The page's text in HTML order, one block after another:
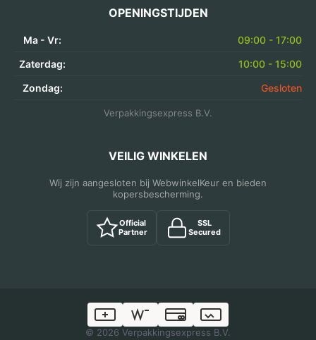
OPENINGSTIJDEN
Ma - Vr:
09:00 - 17:00
Zaterdag:
10:00 - 15:00
Zondag:
Gesloten
Verpakkingsexpress B.V.
VEILIG WINKELEN
Wij zijn aangesloten bij WebwinkelKeur en bieden
kopersbescherming.
Official
Partner
SSL
Secured
© 2026 Verpakkingsexpress B.V.